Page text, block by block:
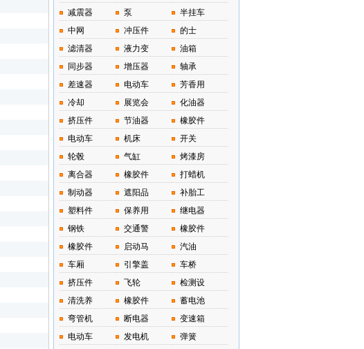
减震器
泵
半挂车
中网
冲压件
的士
滤清器
液力变
油箱
同步器
增压器
轴承
差速器
电动车
芳香用
冷却
展览会
化油器
挤压件
节油器
橡胶件
电动车
机床
开关
轮毂
气缸
烤漆房
离合器
橡胶件
打蜡机
制动器
遮阳品
补胎工
塑料件
保养用
继电器
钢铁
交通警
橡胶件
橡胶件
启动马
汽油
车厢
引擎盖
车桥
挤压件
飞轮
检测设
清洗养
橡胶件
蓄电池
弯管机
断电器
变速箱
电动车
发电机
弹簧